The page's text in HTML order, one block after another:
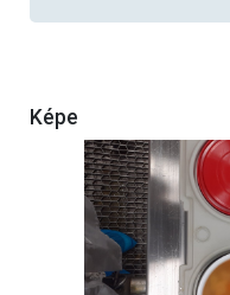
Képe